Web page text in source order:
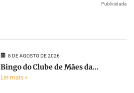
Publicidade
8 DE AGOSTO DE 2026
Bingo do Clube de Mães da...
Ler mais »